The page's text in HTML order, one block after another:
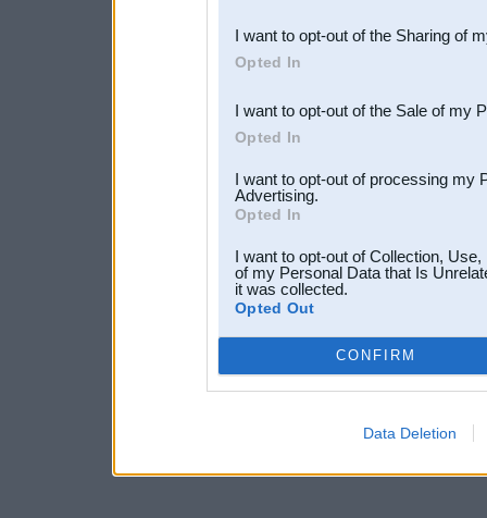
Downstream Participants
third parties.
I want to opt-out of the Sharing of
Opted In
I want to opt-out of the Sale of my
Opted In
I want to opt-out of processing my
Advertising.
Opted In
I want to opt-out of Collection,
of my Personal Data that Is
it was collected.
Opted Out
CONFIRM
Data Deletion